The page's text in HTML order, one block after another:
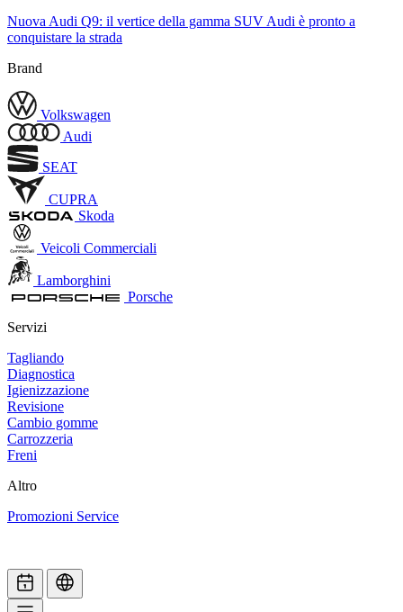
Nuova Audi Q9: il vertice della gamma SUV Audi è pronto a
conquistare la strada
Brand
Volkswagen
Audi
SEAT
CUPRA
Skoda
Veicoli Commerciali
Lamborghini
Porsche
Servizi
Tagliando
Diagnostica
Igienizzazione
Revisione
Cambio gomme
Carrozzeria
Freni
Altro
Promozioni Service